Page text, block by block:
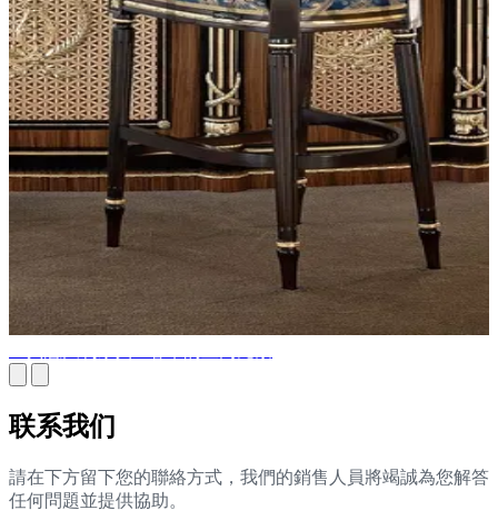
联系我们
請在下方留下您的聯絡方式，我們的銷售人員將竭誠為您解答
任何問題並提供協助。